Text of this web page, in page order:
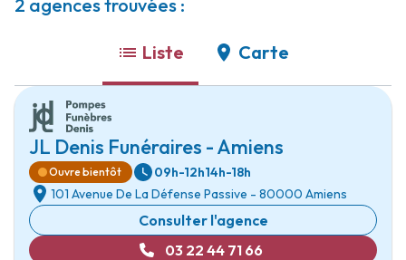
2 agences trouvées :
Liste Carte
JL Denis Funéraires - Amiens
Ouvre bientôt 09h-12h14h-18h
101 Avenue De La Défense Passive - 80000 Amiens
Consulter l'agence
03 22 44 71 66